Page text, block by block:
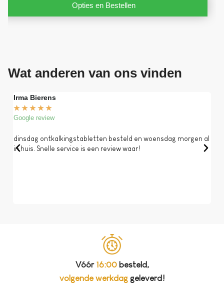
Opties en Bestellen
Wat anderen van ons vinden
Irma Bierens
★ ★ ★ ★ ★
Google review
dinsdag ontkalkingstabletten besteld en woensdag morgen al
in huis. Snelle service is een review waar!
Vóór 16:00besteld,
volgende werkdaggeleverd!